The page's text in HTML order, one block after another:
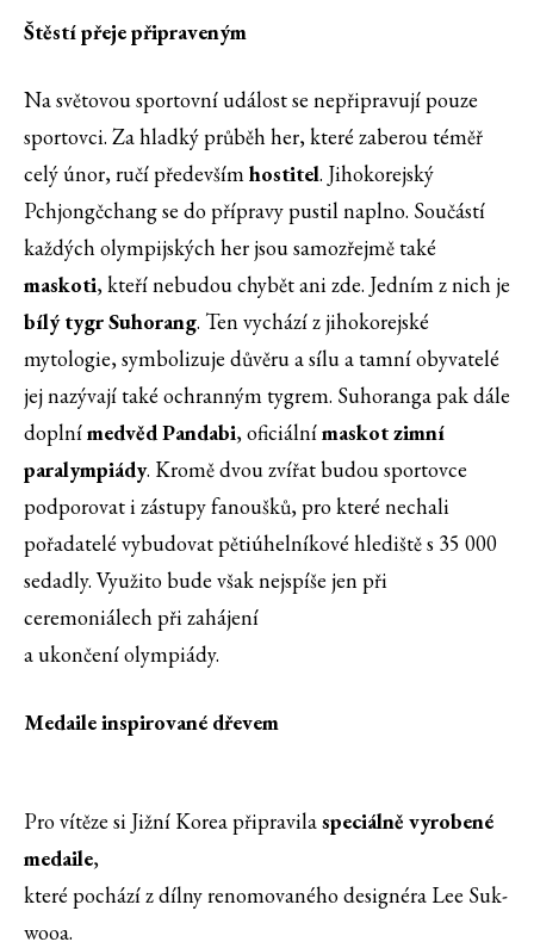
Štěstí přeje připraveným
Na světovou sportovní událost se nepřipravují pouze
sportovci. Za hladký průběh her, které zaberou téměř
celý únor, ručí předevšímhostitel. Jihokorejský
Pchjongčchang se do přípravy pustil naplno. Součástí
každých olympijských her jsou samozřejmě také
maskoti, kteří nebudou chybět ani zde. Jedním z nich je
bílý tygr Suhorang. Ten vychází z jihokorejské
mytologie, symbolizuje důvěru a sílu a tamní obyvatelé
jej nazývají také ochranným tygrem. Suhoranga pak dále
doplnímedvěd Pandabi, oficiálnímaskot zimní
paralympiády. Kromě dvou zvířat budou sportovce
podporovat i zástupy fanoušků, pro které nechali
pořadatelé vybudovat pětiúhelníkové hlediště s 35 000
sedadly. Využito bude však nejspíše jen při
ceremoniálech při zahájení
a ukončení olympiády.
Medaile inspirované dřevem
Pro vítěze si Jižní Korea připravilaspeciálně vyrobené
medaile,
které pochází z dílny renomovaného designéra Lee Suk-
wooa.